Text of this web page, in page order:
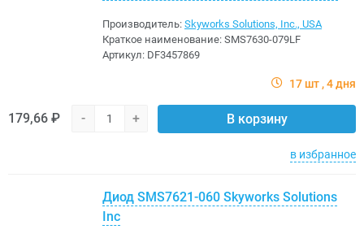
Производитель: Skyworks Solutions, Inc., USA
Краткое наименование: SMS7630-079LF
Артикул: DF3457869
17 шт 4 дня
179,66 ₽ - + В корзину
в избранное
Диод SMS7621-060 Skyworks Solutions
Inc